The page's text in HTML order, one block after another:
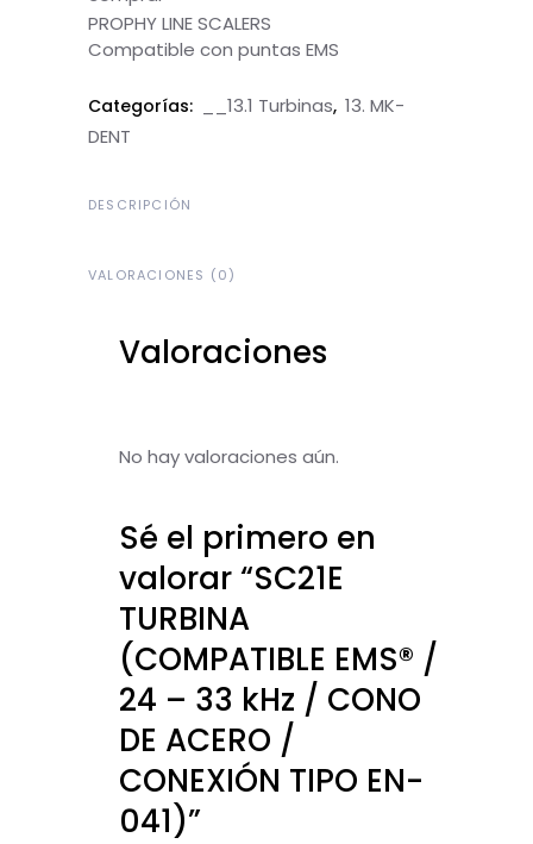
PROPHY LINE SCALERS
Compatible con puntas EMS
Categorías: __13.1 Turbinas, 13. MK-
DENT
DESCRIPCIÓN
VALORACIONES (0)
Valoraciones
No hay valoraciones aún.
Sé el primero en
valorar “SC21E
TURBINA
(COMPATIBLE EMS® /
24 – 33 kHz / CONO
DE ACERO /
CONEXIÓN TIPO EN-
041)”